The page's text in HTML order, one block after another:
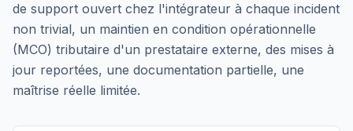
de support ouvert chez l'intégrateur à chaque incident
non trivial, un maintien en condition opérationnelle
(MCO) tributaire d'un prestataire externe, des mises à
jour reportées, une documentation partielle, une
maîtrise réelle limitée.